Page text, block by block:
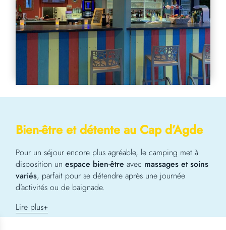
Bien-être et détenteau Cap d’Agde
Pour un séjour encore plus agréable, le camping met à
disposition unespace bien-être avec massages et soins
variés, parfait pour se détendre après une journée
d’activités ou de baignade.
Lire plus